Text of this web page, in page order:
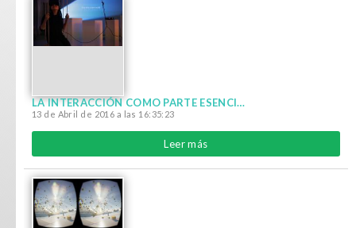
LA INTERACCIÓN COMO PARTE ESENCIAL DE LA EXPERIENCIA DE LA REALIDAD VIRTUAL
13 de Abril de 2016 a las 16:35:23
Leer más